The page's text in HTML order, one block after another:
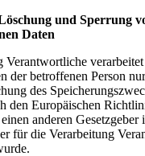
und Sperrung
Daten
Verantwortliche
der betroffenen Person
des
den Europäischen
anderen Gesetzgeber
für die Verarbeitung